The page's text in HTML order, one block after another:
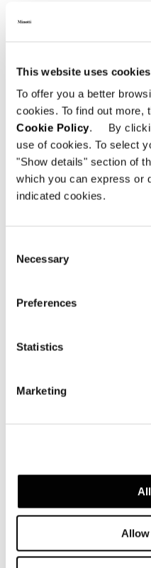
This website uses cookies
To offer you a better
cookies. To find out more,
Cookie Policy. By
use of cookies. To select
"Show details" section of
which you can express or
indicated cookies.
Selection
Necessary
Preferences
Statistics
Marketing
abitare sia
Il racconto dei
un’ampia
esaltarne
contesti di gusto
sezioni tecniche
informazioni
sui materiali, a